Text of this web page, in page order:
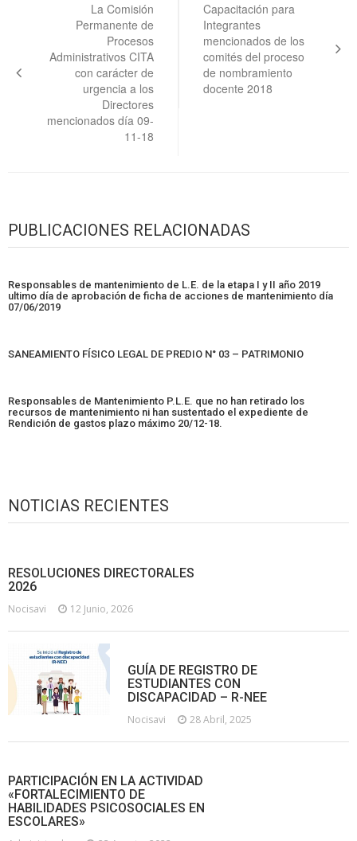
entradas
La Comisión
Permanente de
Procesos
Administrativos CITA
con carácter de
urgencia a los
Directores
mencionados día 09-
11-18
Capacitación para
Integrantes
mencionados de los
comités del proceso
de nombramiento
docente 2018
PUBLICACIONES RELACIONADAS
Responsables de mantenimiento de L.E. de la etapa I y II año 2019
ultimo día de aprobación de ficha de acciones de mantenimiento día
07/06/2019
SANEAMIENTO FÍSICO LEGAL DE PREDIO N° 03 – PATRIMONIO
Responsables de Mantenimiento P.L.E. que no han retirado los
recursos de mantenimiento ni han sustentado el expediente de
Rendición de gastos plazo máximo 20/12-18.
NOTICIAS RECIENTES
RESOLUCIONES DIRECTORALES
2026
Nocisavi 12 Junio, 2026
GUÍA DE REGISTRO DE
ESTUDIANTES CON
DISCAPACIDAD – R-NEE
Nocisavi 28 Abril, 2025
PARTICIPACIÓN EN LA ACTIVIDAD
«FORTALECIMIENTO DE
HABILIDADES PSICOSOCIALES EN
ESCOLARES»